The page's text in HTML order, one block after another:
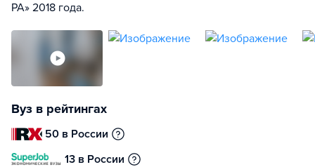
РА» 2018 года.
Вуз в рейтингах
50 в России
13 в России